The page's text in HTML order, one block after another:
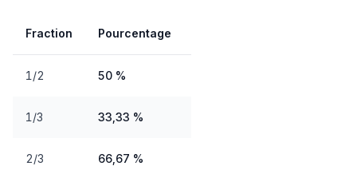
Fraction Pourcentage
1/2 50 %
1/3 33,33 %
2/3 66,67 %